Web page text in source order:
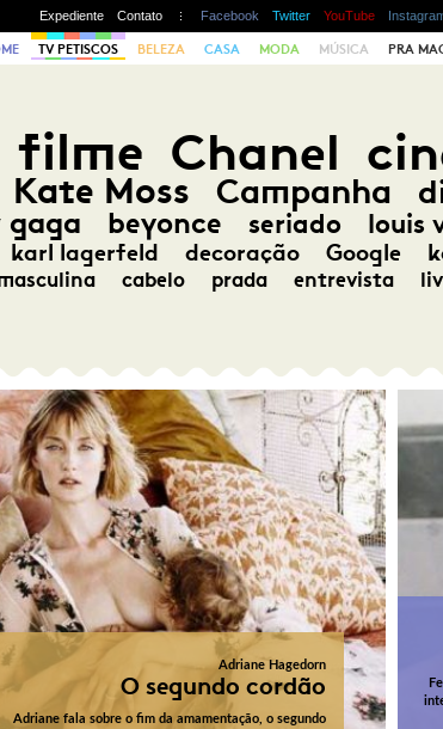
Expediente Contato Facebook Twitter YouTube
TV PETISCOS BELEZA CASA MODA MÚSICA PRA
filme Chanel
Kate Moss Campanha
gaga beyonce seriado louis
karl lagerfeld decoração Google
cabelo prada entrevista
Adriane Hagedorn
O segundo cordão
Adriane fala sobre o fim da amamentação, o segundo